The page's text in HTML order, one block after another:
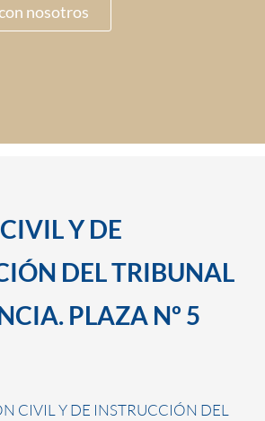
nosotros
Y DE
DEL TRIBUNAL
PLAZA Nº 5
CIVIL Y DE INSTRUCCIÓN DEL